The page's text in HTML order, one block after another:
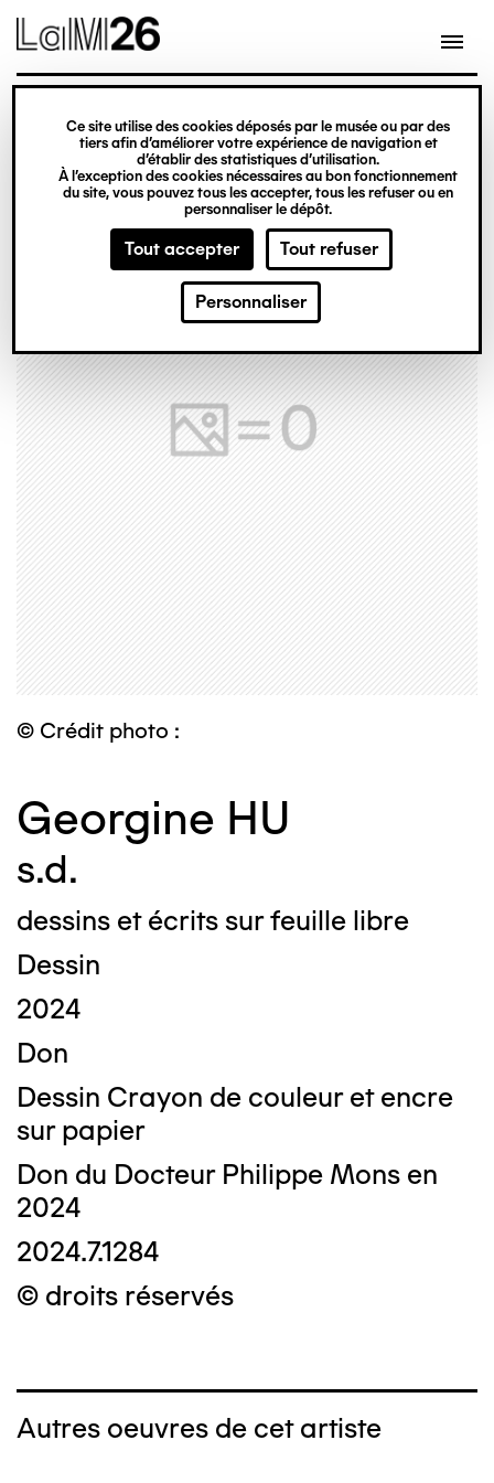
Gestion des cookies
Ce site utilise des cookies déposés par le musée ou par des
tiers afin d’améliorer votre expérience de navigation et
d’établir des statistiques d’utilisation.
À l’exception des cookies nécessaires au bon fonctionnement
du site, vous pouvez tous les accepter, tous les refuser ou en
personnaliser le dépôt.
Tout accepter Tout refuser
Personnaliser
contenu
© Crédit photo :
Georgine HU
s.d.
dessins et écrits sur feuille libre
Dessin
2024
Don
Dessin Crayon de couleur et encre
sur papier
Don du Docteur Philippe Mons en
2024
2024.7.1284
© droits réservés
Autres oeuvres de cet artiste